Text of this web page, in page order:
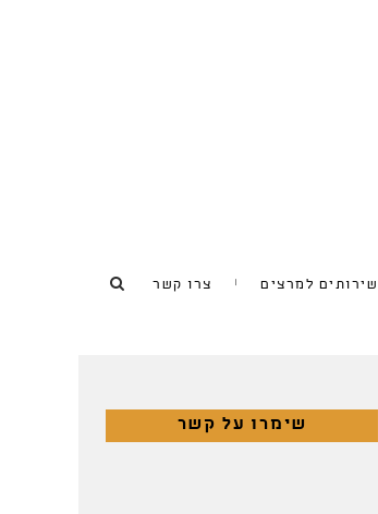
שירותים למרצים צרו קשר
שימרו על קשר